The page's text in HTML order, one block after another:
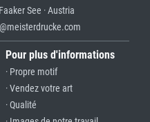
See · Austria
Pour plus d'informations
· Propre motif
· Vendez votre art
· Qualité